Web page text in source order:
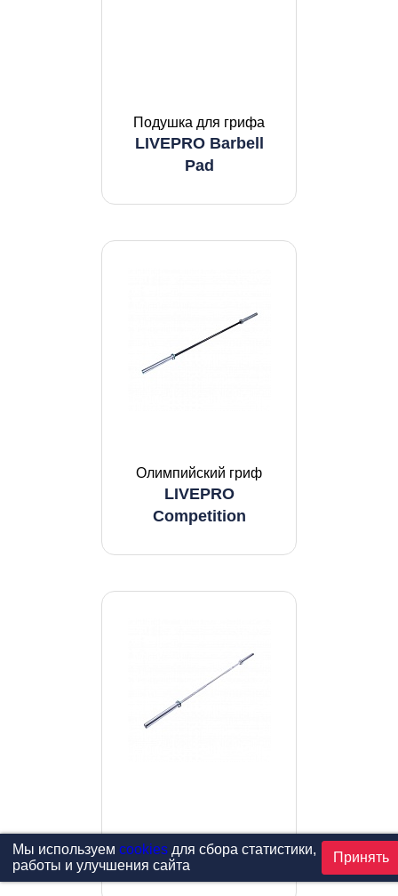
Подушка для грифа
LIVEPRO Barbell
Pad
Олимпийский гриф
LIVEPRO
Competition
Олимпийский гриф
LIVEPRO Training
Мы используем cookiesдля сбора статистики,
работы и улучшения сайта
Принять